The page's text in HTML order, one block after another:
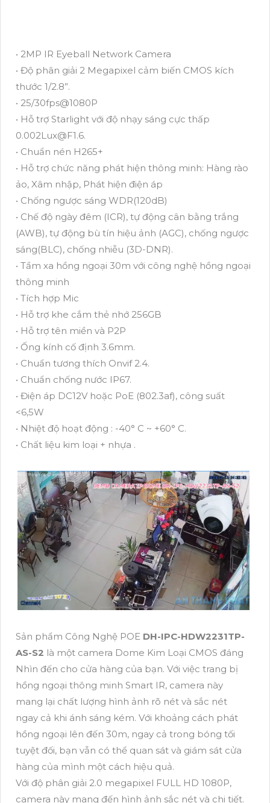
• 2MP IR Eyeball Network Camera
• Độ phân giải 2 Megapixel cảm biến CMOS kích
thước 1/2.8”.
• 25/30fps@1080P
• Hỗ trợ Starlight với độ nhạy sáng cực thấp
0.002Lux@F1.6.
• Chuẩn nén H265+
• Hỗ trợ chức năng phát hiện thông minh: Hàng rào
ảo, Xâm nhập, Phát hiện điện áp
• Chống ngược sáng WDR(120dB)
• Chế độ ngày đêm (ICR), tự động cân bằng trắng
(AWB), tự động bù tín hiệu ảnh (AGC), chống ngược
sáng(BLC), chống nhiễu (3D-DNR).
• Tầm xa hồng ngoại 30m với công nghệ hồng ngoại
thông minh
• Tích hợp Mic
• Hỗ trợ khe cắm thẻ nhớ 256GB
• Hỗ trợ tên miền và P2P
• Ống kính cố định 3.6mm.
• Chuẩn tương thích Onvif 2.4.
• Chuẩn chống nước IP67.
• Điện áp DC12V hoặc PoE (802.3af), công suất
<6,5W
• Nhiệt độ hoạt động : -40° C ~ +60° C.
• Chất liệu kim loại + nhựa .
Sản phẩm Công Nghệ POE DH-IPC-HDW2231TP-
AS-S2 là một camera Dome Kim Loại CMOS đáng
Nhìn đến cho cửa hàng của bạn. Với việc trang bị
hồng ngoại thông minh Smart IR, camera này
mang lại chất lượng hình ảnh rõ nét và sắc nét
ngay cả khi ánh sáng kém. Với khoảng cách phát
hồng ngoại lên đến 30m, ngay cả trong bóng tối
tuyệt đối, bạn vẫn có thể quan sát và giám sát cửa
hàng của mình một cách hiệu quả.
Với độ phân giải 2.0 megapixel FULL HD 1080P,
camera này mang đến hình ảnh sắc nét và chi tiết.